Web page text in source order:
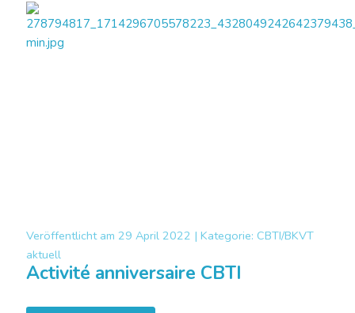
Veröffentlicht am 29 April 2022 | Kategorie: CBTI/BKVT
aktuell
Activité anniversaire CBTI